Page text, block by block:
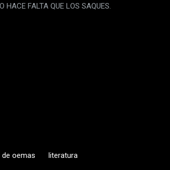
FALTA QUE LOS SAQUES.
de oemas literatura